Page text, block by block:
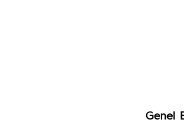
Genel